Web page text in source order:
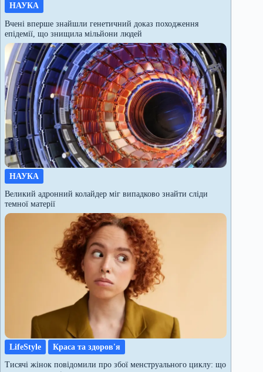
НАУКА
Вчені вперше знайшли генетичний доказ походження
епідемії, що знищила мільйони людей
НАУКА
Великий адронний колайдер міг випадково знайти сліди
темної матерії
LifeStyle
Краса та здоров'я
Тисячі жінок повідомили про збої менструального циклу: що